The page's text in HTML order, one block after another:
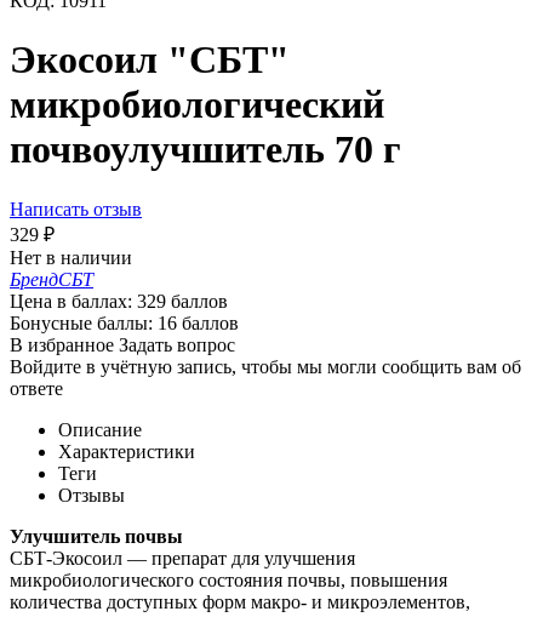
Экосоил "СБТ"
микробиологический
почвоулучшитель 70 г
Написать отзыв
329 ₽
Нет в наличии
БрендСБТ
Цена в баллах: 329 баллов
Бонусные баллы: 16 баллов
В избранное Задать вопрос
Войдите в учётную запись, чтобы мы могли сообщить вам об
ответе
Описание
Характеристики
Теги
Отзывы
Улучшитель почвы
СБТ-Экосоил — препарат для улучшения
микробиологического состояния почвы, повышения
количества доступных форм макро- и микроэлементов,